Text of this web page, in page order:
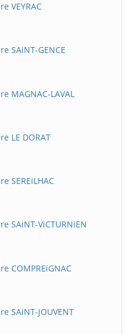
VEYRAC
SAiNT-GENCE
MAGNAC-LAVAL
LE DORAT
SEREiLHAC
SAiNT-ViCTURNiEN
COMPREiGNAC
SAiNT-JOUVENT